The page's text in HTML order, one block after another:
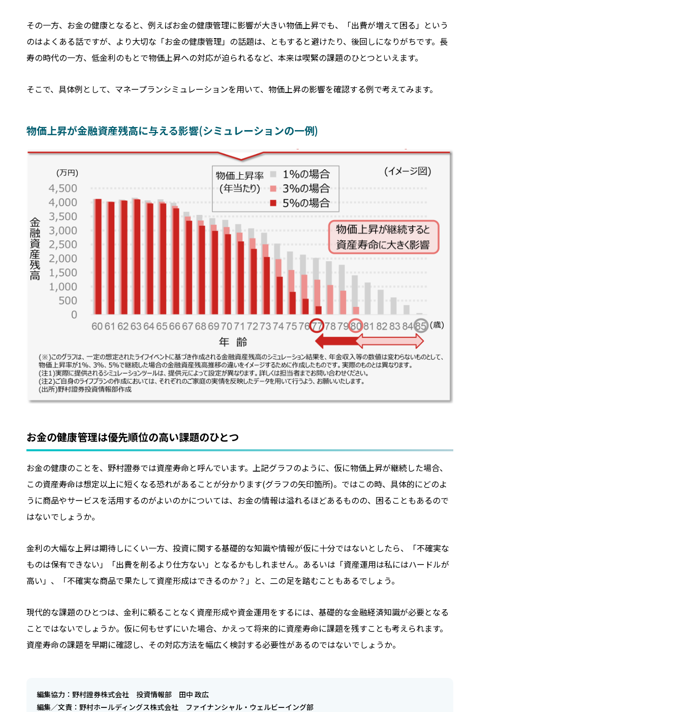
その一方、お金の健康となると、例えばお金の健康管理に影響が大きい物価上昇でも、「出費が増えて困る」という
のはよくある話ですが、より大切な「お金の健康管理」の話題は、ともすると避けたり、後回しになりがちです。長
寿の時代の一方、低金利のもとで物価上昇への対応が迫られるなど、本来は喫緊の課題のひとつといえます。
そこで、具体例として、マネープランシミュレーションを用いて、物価上昇の影響を確認する例で考えてみます。
物価上昇が金融資産残高に与える影響(シミュレーションの一例)
お金の健康管理は優先順位の高い課題のひとつ
お金の健康のことを、野村證券では資産寿命と呼んでいます。上記グラフのように、仮に物価上昇が継続した場合、
この資産寿命は想定以上に短くなる恐れがあることが分かります(グラフの矢印箇所)。ではこの時、具体的にどのよ
うに商品やサービスを活用するのがよいのかについては、お金の情報は溢れるほどあるものの、困ることもあるので
はないでしょうか。
金利の大幅な上昇は期待しにくい一方、投資に関する基礎的な知識や情報が仮に十分ではないとしたら、「不確実な
ものは保有できない」「出費を削るより仕方ない」となるかもしれません。あるいは「資産運用は私にはハードルが
高い」、「不確実な商品で果たして資産形成はできるのか？」と、二の足を踏むこともあるでしょう。
現代的な課題のひとつは、金利に頼ることなく資産形成や資金運用をするには、基礎的な金融経済知識が必要となる
ことではないでしょうか。仮に何もせずにいた場合、かえって将来的に資産寿命に課題を残すことも考えられます。
資産寿命の課題を早期に確認し、その対応方法を幅広く検討する必要性があるのではないでしょうか。
編集協力：野村證券株式会社 投資情報部 田中 政広
編集／文責：野村ホールディングス株式会社 ファイナンシャル・ウェルビーイング部